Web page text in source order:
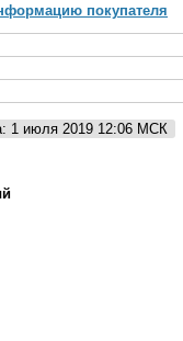
покупателя
1 июля 2019 12:06 МСК